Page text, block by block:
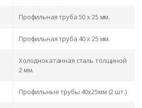
Профильная труба 50 х 25 мм.
Профильная труба 40 х 25 мм.
Холоднокатанная сталь толщиной
2 мм.
Профильные трубы 40х25мм (2 шт.)